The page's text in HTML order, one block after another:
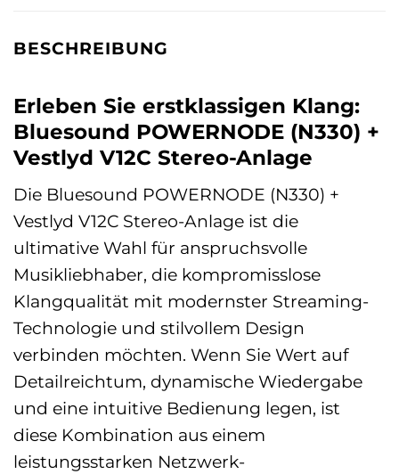
BESCHREIBUNG
Erleben Sie erstklassigen Klang:
Bluesound POWERNODE (N330) +
Vestlyd V12C Stereo-Anlage
Die Bluesound POWERNODE (N330) +
Vestlyd V12C Stereo-Anlage ist die
ultimative Wahl für anspruchsvolle
Musikliebhaber, die kompromisslose
Klangqualität mit modernster Streaming-
Technologie und stilvollem Design
verbinden möchten. Wenn Sie Wert auf
Detailreichtum, dynamische Wiedergabe
und eine intuitive Bedienung legen, ist
diese Kombination aus einem
leistungsstarken Netzwerk-